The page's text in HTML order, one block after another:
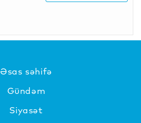
Əsas səhifə
Gündəm
Siyasət